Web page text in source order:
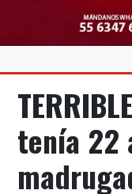
tenía 22